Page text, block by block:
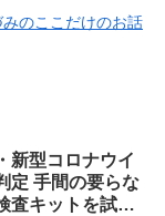
みのここだけのお話
新型コロナウイ
定 手間の要らな
査キットを試験